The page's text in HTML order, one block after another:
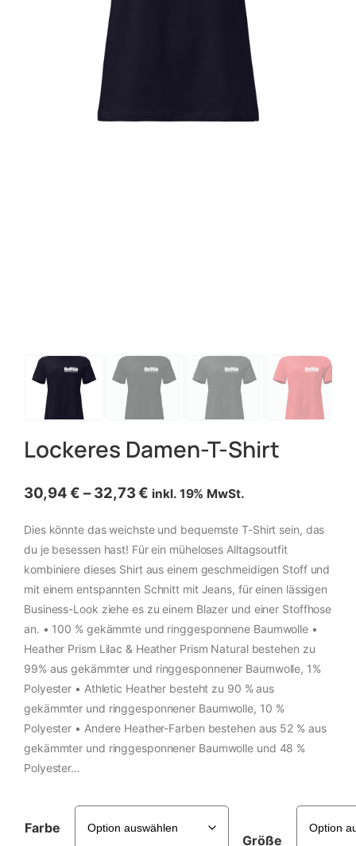
Lockeres Damen-T-Shirt
30,94€ –32,73€ inkl. 19% MwSt.
Dies könnte das weichste und bequemste T-Shirt sein, das
du je besessen hast! Für ein müheloses Alltagsoutfit
kombiniere dieses Shirt aus einem geschmeidigen Stoff und
mit einem entspannten Schnitt mit Jeans, für einen lässigen
Business-Look ziehe es zu einem Blazer und einer Stoffhose
an. • 100 % gekämmte und ringgesponnene Baumwolle •
Heather Prism Lilac & Heather Prism Natural bestehen zu
99% aus gekämmter und ringgesponnener Baumwolle, 1%
Polyester • Athletic Heather besteht zu 90 % aus
gekämmter und ringgesponnener Baumwolle, 10 %
Polyester • Andere Heather-Farben bestehen aus 52 % aus
gekämmter und ringgesponnener Baumwolle und 48 %
Polyester…
Farbe
Größe